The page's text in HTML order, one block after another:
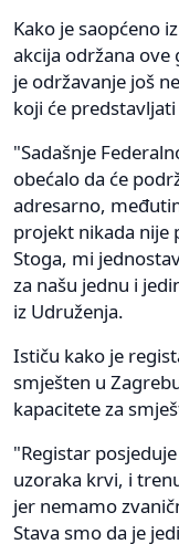
Kako je saopćeno
akcija održana
je održavanje još
koji će
"Sadašnje
obećalo da će
adresarno,
projekt nikada nije
Stoga, mi
za našu jednu i
iz Udruženja.
Ističu kako je
smješten u
kapacitete za
"Registar
uzoraka krvi, i
jer nemamo
Stava smo da je